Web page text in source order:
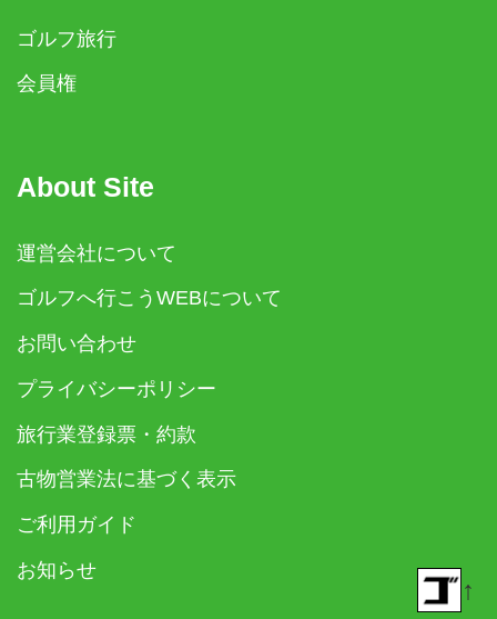
ゴルフ旅行
会員権
About Site
運営会社について
ゴルフへ行こうWEBについて
お問い合わせ
プライバシーポリシー
旅行業登録票・約款
古物営業法に基づく表示
ご利用ガイド
お知らせ
↑